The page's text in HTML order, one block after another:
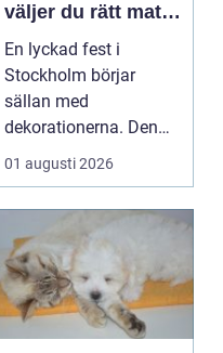
väljer du rätt mat
till ditt evenemang
En lyckad fest i
Stockholm börjar
sällan med
dekorationerna. Den
börjar i köket....
01 augusti 2026